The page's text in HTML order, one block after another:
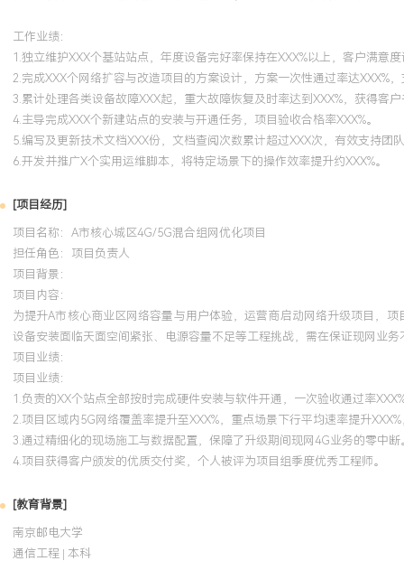
工作业绩：
1.独立维护XXX个基站站点，年度设备完好率保持在XXX%以上，客户满意
2.完成XXX个网络扩容与改造项目的方案设计，方案一次性通过率达XXX%
3.累计处理各类设备故障XXX起，重大故障恢复及时率达到XXX%，获得客
4.主导完成XXX个新建站点的安装与开通任务，项目验收合格率XXX%。
5.编写及更新技术文档XXX份，文档查阅次数累计超过XXX次，有效支持团
6.开发并推广X个实用运维脚本，将特定场景下的操作效率提升约XXX%。
[项目经历]
项目名称：A市核心城区4G/5G混合组网优化项目
担任角色： 项目负责人
项目背景：
项目内容：
为提升A市核心商业区网络容量与用户体验，运营商启动网络升级项目，
设备安装面临天面空间紧张、电源容量不足等工程挑战，需在保证现网业
项目业绩：
项目业绩：
1.负责的XX个站点全部按时完成硬件安装与软件开通，一次验收通过率
2.项目区域内5G网络覆盖率提升至XXX%，重点场景下行平均速率提升
3.通过精细化的现场施工与数据配置，保障了升级期间现网4G业务的零中断
4.项目获得客户颁发的优质交付奖，个人被评为项目组季度优秀工程师。
[教育背景]
南京邮电大学
通信工程 | 本科